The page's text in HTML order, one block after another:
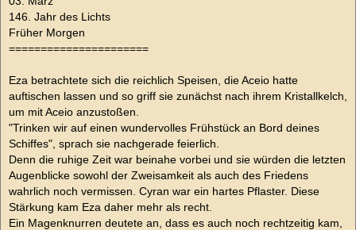
146. Jahr des Lichts
Früher Morgen
======================
Eza betrachtete sich die reichlich Speisen, die Aceio hatte
auftischen lassen und so griff sie zunächst nach ihrem Kristallkelch,
um mit Aceio anzustoßen.
"Trinken wir auf einen wundervolles Frühstück an Bord deines
Schiffes", sprach sie nachgerade feierlich.
Denn die ruhige Zeit war beinahe vorbei und sie würden die letzten
Augenblicke sowohl der Zweisamkeit als auch des Friedens
wahrlich noch vermissen. Cyran war ein hartes Pflaster. Diese
Stärkung kam Eza daher mehr als recht.
Ein Magenknurren deutete an, dass es auch noch rechtzeitig kam,